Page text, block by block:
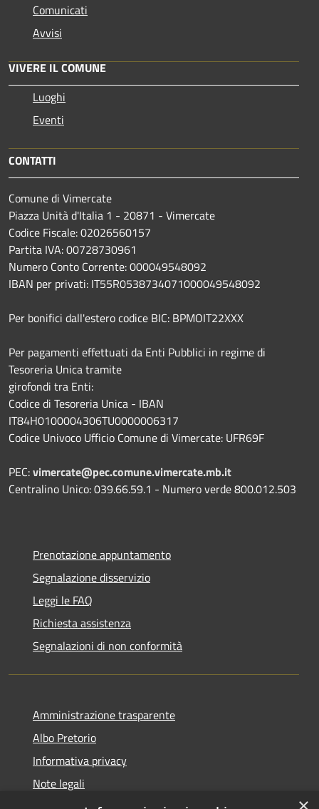
Comunicati
Avvisi
VIVERE IL COMUNE
Luoghi
Eventi
CONTATTI
Comune di Vimercate
Piazza Unità d'Italia 1 - 20871 - Vimercate
Codice Fiscale: 02026560157
Partita IVA: 00728730961
Numero Conto Corrente: 000049548092
IBAN per privati: IT55R0538734071000049548092
Per bonifici dall'estero codice BIC: BPMOIT22XXX
Per pagamenti effettuati da Enti Pubblici in regime di
Tesoreria Unica tramite
girofondi tra Enti:
Codice di Tesoreria Unica - IBAN
IT84H0100004306TU0000006317
Codice Univoco Ufficio Comune di Vimercate: UFR69F
PEC:vimercate@pec.comune.vimercate.mb.it
Centralino Unico: 039.66.59.1 - Numero verde 800.012.503
Prenotazione appuntamento
Segnalazione disservizio
Leggi le FAQ
Richiesta assistenza
Segnalazioni di non conformità
Amministrazione trasparente
Albo Pretorio
Informativa privacy
Note legali